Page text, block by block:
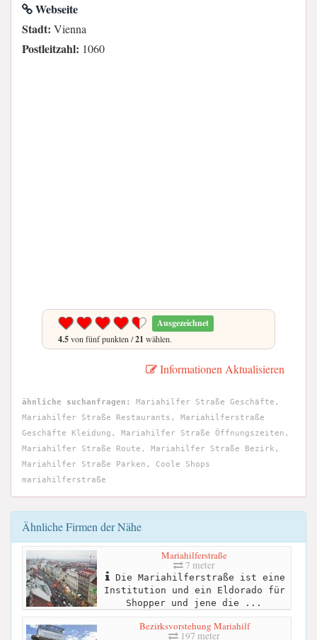
Webseite
Stadt: Vienna
Postleitzahl: 1060
Ausgezeichnet
4.5von fünf punkten /21 wählen.
Informationen Aktualisieren
ähnliche suchanfragen:
Mariahilfer Straße Geschäfte,
Mariahilfer Straße Restaurants, Mariahilferstraße
Geschäfte Kleidung, Mariahilfer Straße Öffnungszeiten,
Mariahilfer Straße Route, Mariahilfer Straße Bezirk,
Mariahilfer Straße Parken, Coole Shops
mariahilferstraße
Ähnliche Firmen der Nähe
Mariahilferstraße
7 meter
Die Mariahilferstraße ist eine
Institution und ein Eldorado für
Shopper und jene die ...
Bezirksvorstehung Mariahilf
197 meter